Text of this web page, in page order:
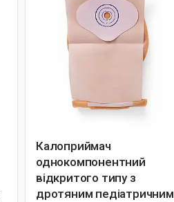
Калоприймач
однокомпонентний
відкритого типу з
дротяним педіатричним